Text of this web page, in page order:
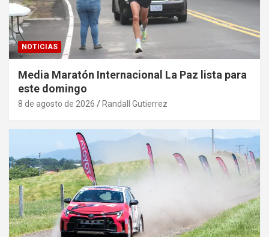
NOTICIAS
Media Maratón Internacional La Paz lista para
este domingo
8 de agosto de 2026 Randall Gutierrez